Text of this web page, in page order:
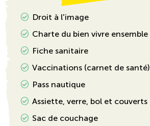
Droit à l'image
Charte du bien vivre ensemble
Fiche sanitaire
Vaccinations (carnet de santé)
Pass nautique
Assiette, verre, bol et couverts
Sac de couchage